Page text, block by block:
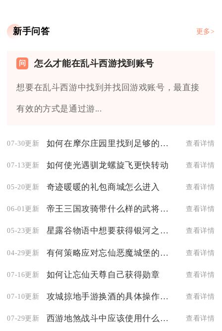
新手问答 更多>
怎么才能在乱斗西游找到账号
想要在乱斗西游中找到并找回游戏账号，最直接
有效的方式是通过游...
07-30更新 如何在摩尔庄园里找到足够的浆果 查看详情
07-13更新 如何使光遇驯龙螺旋飞更快转动 查看详情
05-20更新 奇迹暖暖的礼包商城怎么进入 查看详情
06-01更新 帝王三国攻骑带什么样的武将更合适 查看详情
05-23更新 星露谷物语中想要获得银河之魂该怎么办 查看详情
04-29更新 有何策略应对忘仙恶魔城堡的卡住 查看详情
07-16更新 如何让忘仙天尊自己获得勋章 查看详情
07-10更新 攻城掠地手游换酒的具体操作是什么 查看详情
07-29更新 西游地煞战斗中应该使用什么技能 查看详情